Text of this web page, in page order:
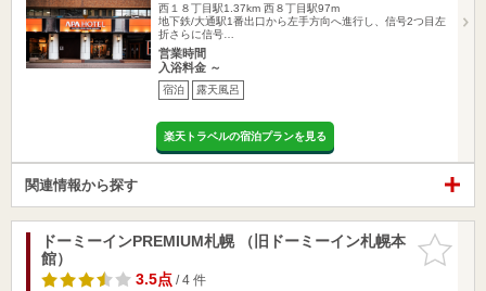
西１８丁目駅1.37km 西８丁目駅97m
地下鉄/大通駅1番出口から左手方向へ進行し、信号2つ目左
折さらに信号…
営業時間
入浴料金 ～
宿泊 露天風呂
楽天トラベルの宿泊プランを見る
関連情報から探す
お気に入
りに追加
ドーミーインPREMIUM札幌 （旧ドーミーイン札幌本
館）
3.5点/ 4 件